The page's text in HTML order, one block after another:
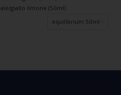
giallo limone (50ml)
equilibrium 50ml